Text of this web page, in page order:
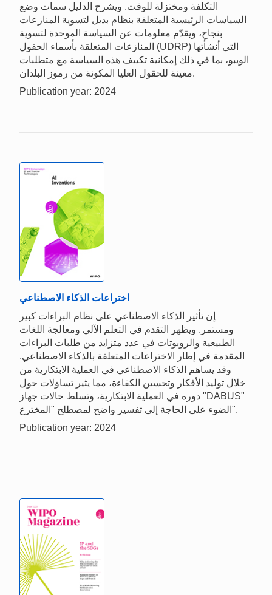
التكلفة ومختزلة للوقت. ويشرح الدليل سمات وضع
السياسات الرئيسية المتعلقة بنظام بديل لتسوية المنازعات
بنجاح، ويقدّم معلومات عن السياسة الموحدة لتسوية
المنازعات المتعلقة بأسماء الحقول (UDRP) التي أنشأتها
الويبو، بما في ذلك إمكانية تكييف هذه السياسة مع متطلبات
معينة للحقول العليا المكونة من رموز البلدان.
Publication year: 2024
اختراعات الذكاء الاصطناعي
إن تأثير الذكاء الاصطناعي على نظام البراءات كبير
ومستمر. ويظهر التقدم في التعلم الآلي ومعالجة اللغات
الطبيعية والروبوتات في عدد متزايد من طلبات البراءات
المقدمة في إطار الاختراعات المتعلقة بالذكاء الاصطناعي.
وقد يساهم الذكاء الاصطناعي في العملية الابتكارية من
خلال توليد الأفكار وتحسين الكفاءة، مما يثير تساؤلات حول
دوره في العملية الابتكارية، وتسلط حالات جهاز "DABUS"
الضوء على الحاجة إلى تفسير واضح لمصطلح "المخترع".
Publication year: 2024